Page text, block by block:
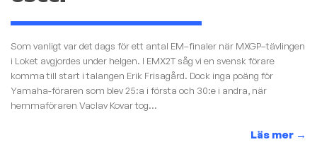
Som vanligt var det dags för ett antal EM–finaler när MXGP–tävlingen
i Loket avgjordes under helgen. I EMX2T såg vi en svensk förare
komma till start i talangen Erik Frisagård. Dock inga poäng för
Yamaha-föraren som blev 25:a i första och 30:e i andra, när
hemmaföraren Vaclav Kovar tog...
Läs mer →